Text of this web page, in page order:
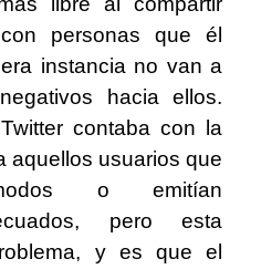
personas que él
instancia no van a
hacia ellos.
contaba con la
aquellos usuarios que
o emitían
pero esta
y es que el